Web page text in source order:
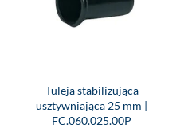
Tuleja stabilizująca
usztywniająca 25 mm |
FC.060.025.00P